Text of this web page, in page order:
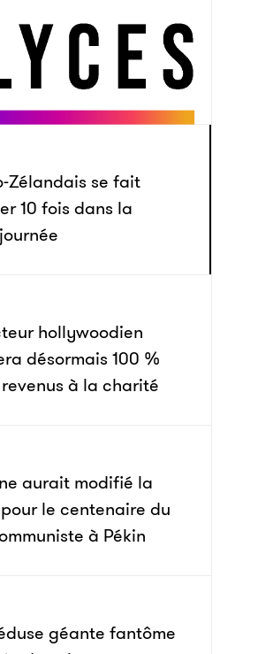
Zélandais se fait
10 fois dans la
hollywoodien
désormais 100 %
à la charité
aurait modifié la
le centenaire du
à Pékin
géante fantôme